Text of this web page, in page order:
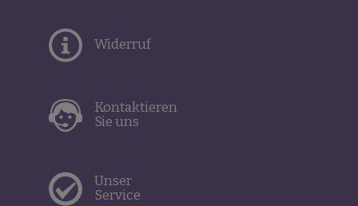
Widerruf
Kontaktieren
Sie uns
Unser
Service